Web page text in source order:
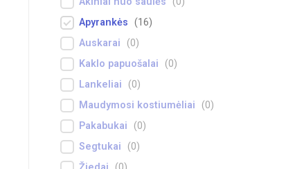
Apyrankės (16)
Auskarai
(0)
Kaklo papuošalai
(0)
Lankeliai
(0)
Maudymosi kostiumėliai
(0)
Pakabukai
(0)
Segtukai
(0)